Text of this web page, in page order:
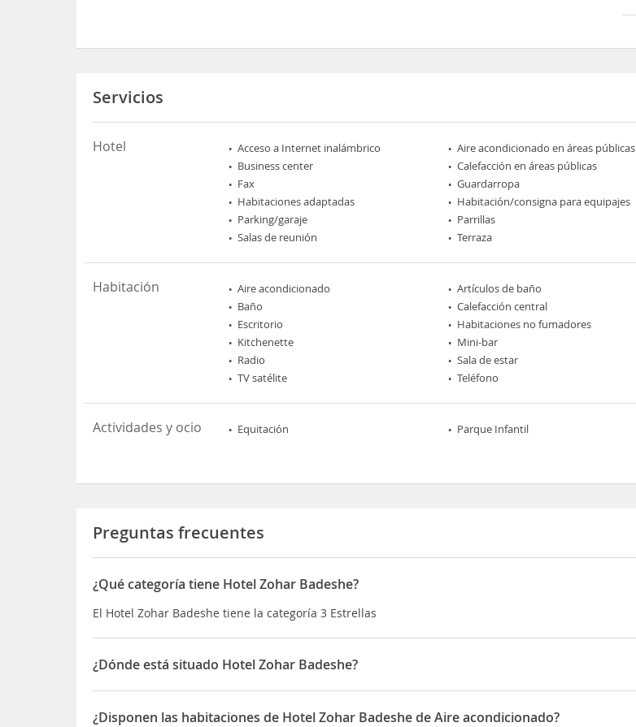
Servicios
Hotel Acceso a Internet inalámbrico Aire acondicionado en áreas públicas
Business center
Calefacción en áreas públicas
Fax
Guardarropa
Habitaciones adaptadas
Habitación/consigna para equipajes
Parking/garaje
Parrillas
Salas de reunión
Terraza
Habitación Aire acondicionado Artículos de baño
Baño
Calefacción central
Escritorio
Habitaciones no fumadores
Kitchenette
Mini-bar
Radio
Sala de estar
TV satélite
Teléfono
Actividades y ocio Equitación Parque Infantil
Preguntas frecuentes
¿Qué categoría tiene Hotel Zohar Badeshe?
El Hotel Zohar Badeshe tiene la categoría 3 Estrellas
¿Dónde está situado Hotel Zohar Badeshe?
El Hotel Zohar Badeshe está ubicado en Kibbutz Dalia
¿Disponen las habitaciones de Hotel Zohar Badeshe de Aire acondicionado?